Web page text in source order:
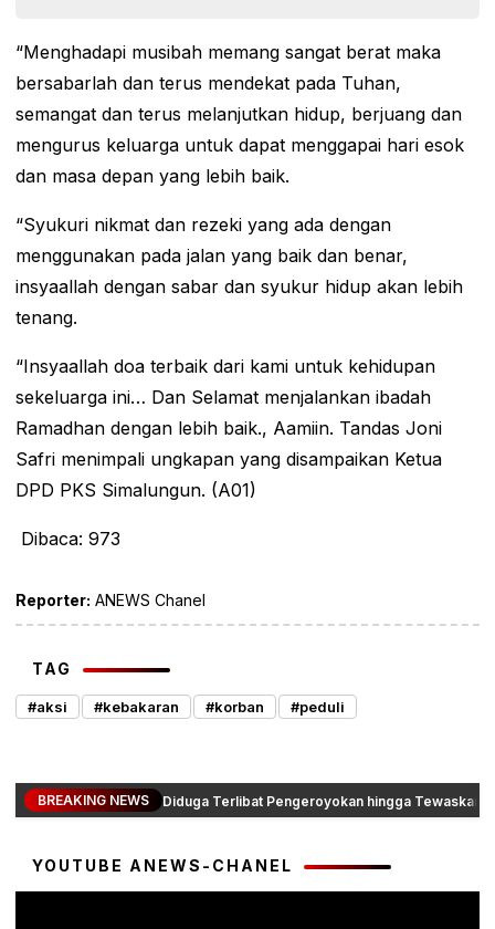
“Menghadapi musibah memang sangat berat maka
bersabarlah dan terus mendekat pada Tuhan,
semangat dan terus melanjutkan hidup, berjuang dan
mengurus keluarga untuk dapat menggapai hari esok
dan masa depan yang lebih baik.
“Syukuri nikmat dan rezeki yang ada dengan
menggunakan pada jalan yang baik dan benar,
insyaallah dengan sabar dan syukur hidup akan lebih
tenang.
“Insyaallah doa terbaik dari kami untuk kehidupan
sekeluarga ini… Dan Selamat menjalankan ibadah
Ramadhan dengan lebih baik., Aamiin. Tandas Joni
Safri menimpali ungkapan yang disampaikan Ketua
DPD PKS Simalungun. (A01)
Dibaca: 973
Reporter: ANEWS Chanel
TAG
#aksi #kebakaran #korban #peduli
BREAKING NEWS Diduga Terlibat Pengeroyokan hingga Tewaskan
YOUTUBE ANEWS-CHANEL